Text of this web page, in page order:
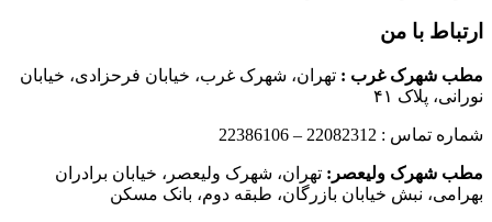
ارتباط با من
مطب شهرک غرب : تهران، شهرک غرب، خیابان فرحزادی، خیابان
نورانی، پلاک ۴۱
شماره تماس : 22082312 – 22386106
مطب شهرک ولیعصر: تهران، شهرک ولیعصر، خیابان برادران
بهرامی، نبش خیابان بازرگان، طبقه دوم، بانک مسکن